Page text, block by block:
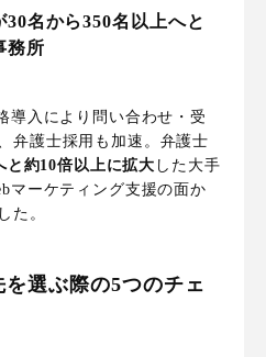
名から350名以上へと
務所
導入により問い合わせ・受
弁護士採用も加速。弁護士
と約10倍以上に拡大 した大手
マーケティング支援の面か
た。
選ぶ際の5つのチェ